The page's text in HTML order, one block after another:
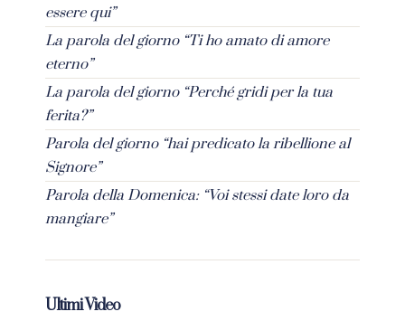
essere qui”
La parola del giorno “Ti ho amato di amore
eterno”
La parola del giorno “Perché gridi per la tua
ferita?”
Parola del giorno “hai predicato la ribellione al
Signore”
Parola della Domenica: “Voi stessi date loro da
mangiare”
Ultimi Video